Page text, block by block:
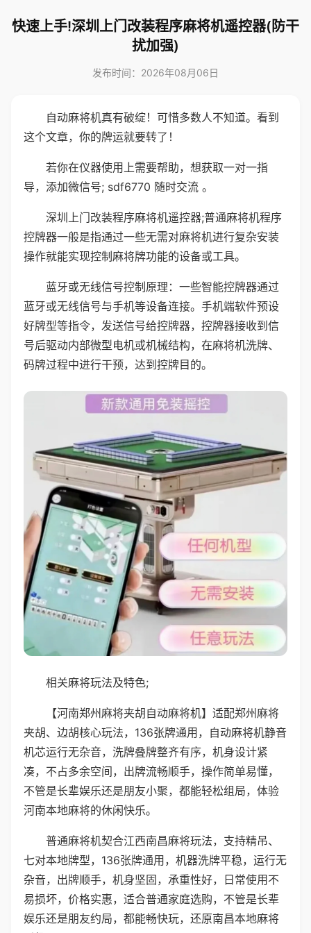
快速上手!深圳上门改装程序麻将机遥控器(防干
扰加强)
发布时间：2026年08月06日
自动麻将机真有破绽！可惜多数人不知道。看到
这个文章，你的牌运就要转了！
若你在仪器使用上需要帮助，想获取一对一指
导，添加微信号; sdf6770 随时交流 。
深圳上门改装程序麻将机遥控器;普通麻将机程序
控牌器一般是指通过一些无需对麻将机进行复杂安装
操作就能实现控制麻将牌功能的设备或工具。
蓝牙或无线信号控制原理：一些智能控牌器通过
蓝牙或无线信号与手机等设备连接。手机端软件预设
好牌型等指令，发送信号给控牌器，控牌器接收到信
号后驱动内部微型电机或机械结构，在麻将机洗牌、
码牌过程中进行干预，达到控牌目的。
相关麻将玩法及特色;
【河南郑州麻将夹胡自动麻将机】适配郑州麻将
夹胡、边胡核心玩法，136张牌通用，自动麻将机静音
机芯运行无杂音，洗牌叠牌整齐有序，机身设计紧
凑，不占多余空间，出牌流畅顺手，操作简单易懂，
不管是长辈娱乐还是朋友小聚，都能轻松组局，体验
河南本地麻将的休闲快乐。
普通麻将机契合江西南昌麻将玩法，支持精吊、
七对本地牌型，136张牌通用，机器洗牌平稳，运行无
杂音，出牌顺手，机身坚固，承重性好，日常使用不
易损坏，价格实惠，适合普通家庭选购，不管是长辈
娱乐还是朋友约局，都能畅快玩，还原南昌本地麻将